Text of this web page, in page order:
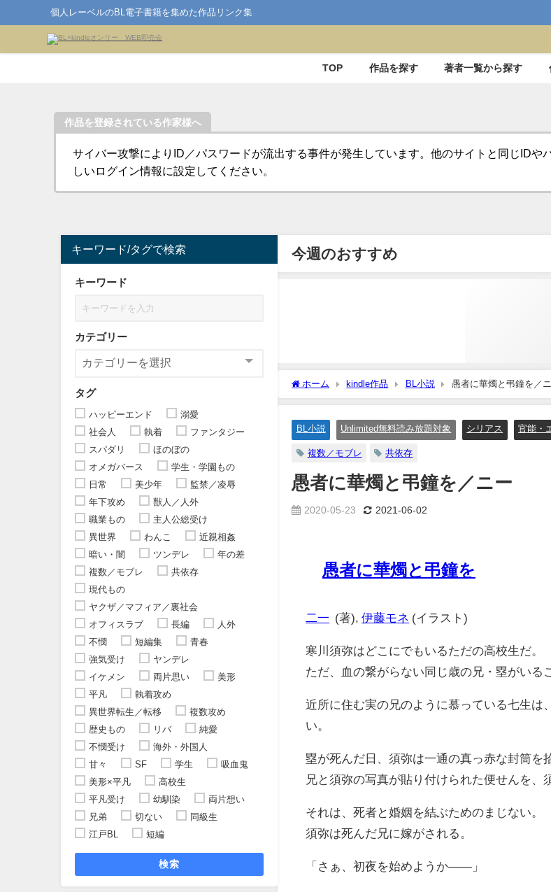
個人レーベルのBL電子書籍を集めた作品リンク集
TOP 作品を探す 著者一覧から探す
作品を登録されている作家様へ
サイバー攻撃によりID／パスワードが流出する事件が発生しています。他のサイトと同じID
しいログイン情報に設定してください。
今週のおすすめ
ホーム kindle作品 BL小説 愚者に華燭と弔鐘を／
BL小説 Unlimited無料読み放題対象 シリアス 官能・
複数／モブレ 共依存
愚者に華燭と弔鐘を／ニー
2020-05-23 2021-06-02
愚者に華燭と弔鐘を
二一 (著),伊藤モネ (イラスト)
寒川須弥はどこにでもいるただの高校生だ。
ただ、血の繋がらない同じ歳の兄・塁がいる
近所に住む実の兄のように慕っている七生は
い。
塁が死んだ日、須弥は一通の真っ赤な封筒を
兄と須弥の写真が貼り付けられた便せんを、
それは、死者と婚姻を結ぶためのまじない。
須弥は死んだ兄に嫁がされる。
「さぁ、初夜を始めようか――」
キーワード/タグで検索
キーワード
カテゴリー
タグ
ハッピーエンド
溺愛
社会人
執着
ファンタジー
スパダリ
ほのぼの
オメガバース
学生・学園もの
日常
美少年
監禁／凌辱
年下攻め
獣人／人外
職業もの
主人公総受け
異世界
わんこ
近親相姦
暗い・闇
ツンデレ
年の差
複数／モブレ
共依存
現代もの
ヤクザ／マフィア／裏社会
オフィスラブ
長編
人外
不憫
短編集
青春
強気受け
ヤンデレ
イケメン
両片思い
美形
平凡
執着攻め
異世界転生／転移
複数攻め
歴史もの
リバ
純愛
不憫受け
海外・外国人
甘々
SF 学生
吸血鬼
美形×平凡
高校生
平凡受け
幼馴染
両片想い
兄弟
切ない
同級生
江戸BL
短編
検索